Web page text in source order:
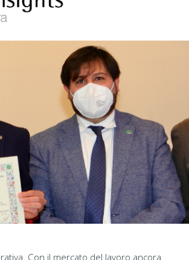
Con il mercato del lavoro ancora